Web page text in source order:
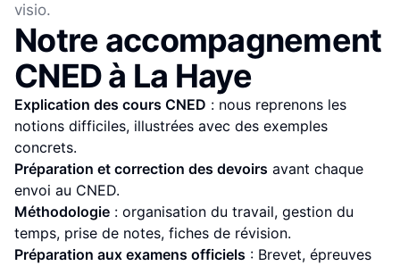
visio.
Notre accompagnement
CNED à La Haye
Explication des cours CNED : nous reprenons les
notions difficiles, illustrées avec des exemples
concrets.
Préparation et correction des devoirs avant chaque
envoi au CNED.
Méthodologie : organisation du travail, gestion du
temps, prise de notes, fiches de révision.
Préparation aux examens officiels : Brevet, épreuves